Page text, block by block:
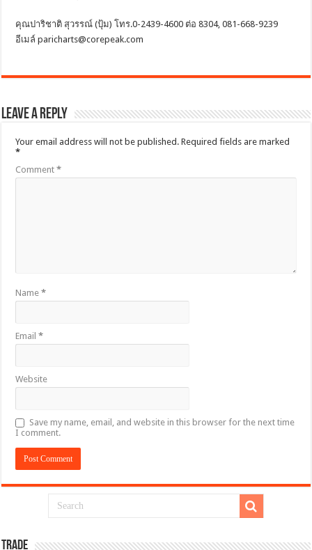
คุณปาริชาติ สุวรรณ์ (ปุ้ม) โทร.0-2439-4600 ต่อ 8304, 081-668-9239
อีเมล์ paricharts@corepeak.com
Leave a Reply
Your email address will not be published. Required fields are marked
*
Comment*
Name*
Email*
Website
Save my name, email, and website in this browser for the next time
I comment.
TRADE